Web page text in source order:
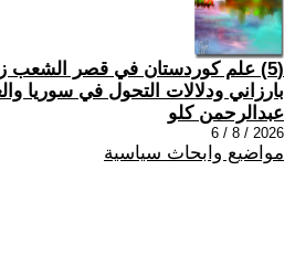
(5) علم كوردستان في قصر الشعب
بارزاني ودلالات التحول في سوريا
عبدالرحمن كلو
2026 / 8 / 6
مواضيع وابحاث سياسية